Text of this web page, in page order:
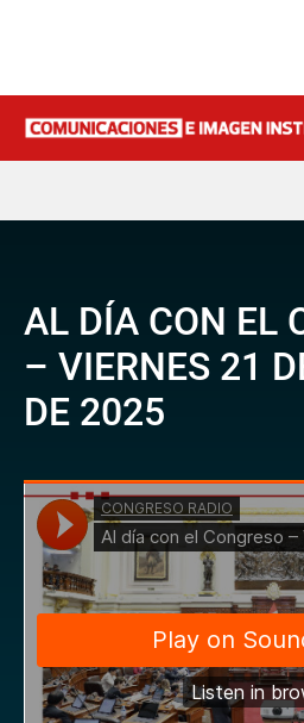
AL DÍA CON EL
– VIERNES 21
DE 2025